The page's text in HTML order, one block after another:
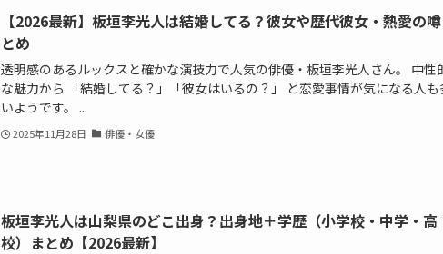
【2026最新】板垣李光人は結婚してる？彼女や歴代彼女・熱愛の
とめ
透明感のあるルックスと確かな演技力で人気の俳優・板垣李光人さん。 中性
な魅力から 「結婚してる？」「彼女はいるの？」 と恋愛事情が気になる人も
いようです。 ...
2025年11月28日 俳優・女優
板垣李光人は山梨県のどこ出身？出身地＋学歴（小学校・中学・高
校）まとめ【2026最新】